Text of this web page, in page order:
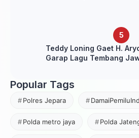
Teddy Loning Gaet H.
Garap Lagu Tembang
Popular Tags
Polres Jepara
Polda metro jaya Polda